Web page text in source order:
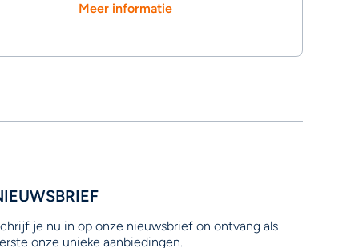
Meer informatie
je nu in op onze nieuwsbrief on ontvang als
onze unieke aanbiedingen.